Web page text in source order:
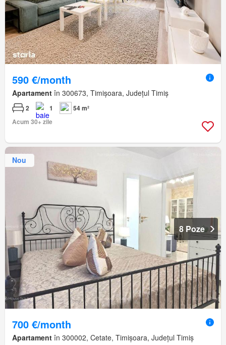
590 €/month
Apartament în 300673, Timișoara, Județul Timiș
2 1
54 m²
Acum 30+ zile
Nou
8 Poze
700 €/month
Apartament în 300002, Cetate, Timișoara, Județul Timiș